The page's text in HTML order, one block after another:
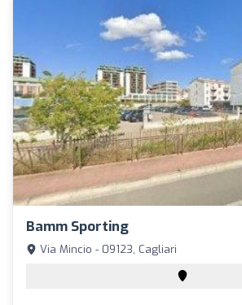
Bamm Sporting
Via Mincio - 09123, Cagliari